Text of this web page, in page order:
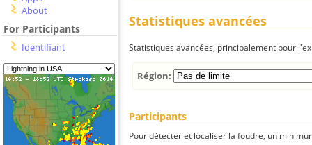
About
For Participants
Identifiant
Statistiques avancées
Statistiques avancées, principalement pour
Région:
Participants
Pour détecter et localiser la foudre, un